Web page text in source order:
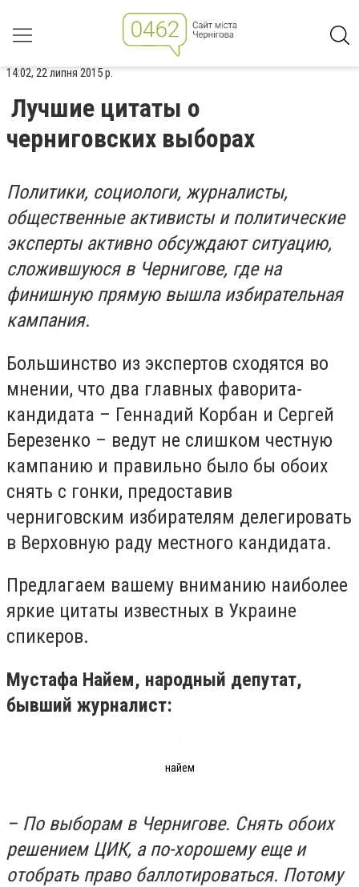
14:02, 22 липня 2015 р.
Лучшие цитаты о
черниговских выборах
Политики, социологи, журналисты,
общественные активисты и политические
эксперты активно обсуждают ситуацию,
сложившуюся в Чернигове, где на
финишную прямую вышла избирательная
кампания.
Большинство из экспертов сходятся во
мнении, что два главных фаворита-
кандидата – Геннадий Корбан и Сергей
Березенко – ведут не слишком честную
кампанию и правильно было бы обоих
снять с гонки, предоставив
черниговским избирателям делегировать
в Верховную раду местного кандидата.
Предлагаем вашему вниманию наиболее
яркие цитаты известных в Украине
спикеров.
Мустафа Найем, народный депутат,
бывший журналист:
найем
– По выборам в Чернигове. Снять обоих
решением ЦИК, а по-хорошему еще и
отобрать право баллотироваться. Потому